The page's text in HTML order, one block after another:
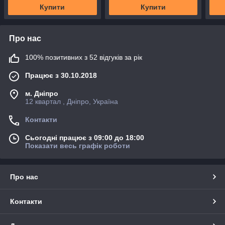
Купити Купити
Про нас
100% позитивних з 52 відгуків за рік
Працює з 30.10.2018
м. Дніпро
12 квартал , Дніпро, Україна
Контакти
Сьогодні працює з 09:00 до 18:00
Показати весь графік роботи
Про нас
Контакти